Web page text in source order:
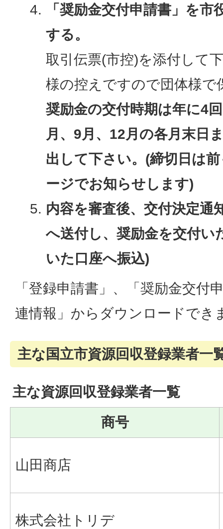
「奨励金交付申請書」を
する。
取引伝票(市控)を添付して
様の控えですので団体様で
奨励金の交付時期は年に4
月、9月、12月の各月末日
出して下さい。(締切日は
ージでお知らせします)
内容を審査後、交付決定通
へ送付し、奨励金を交付い
いた口座へ振込)
「登録申請書」、「奨励金交付
連情報」からダウンロードでき
主な国立市資源回収登録業者一
主な資源回収登録業者一覧
商号
山田商店
株式会社トリデ